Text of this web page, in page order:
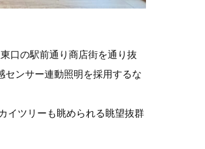
口の駅前通り商店街を通り抜
センサー連動照明を採用するな
イツリーも眺められる眺望抜群